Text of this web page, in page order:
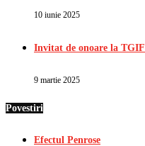
10 iunie 2025
Invitat de onoare la
9 martie 2025
Povestiri
Efectul Penrose